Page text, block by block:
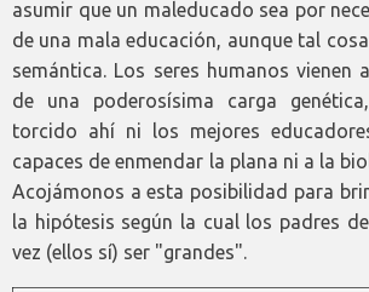
asumir que un maleducado sea por
de una mala educación, aunque tal
semántica. Los seres humanos vienen
de una poderosísima carga
torcido ahí ni los mejores
capaces de enmendar la plana ni a la
Acojámonos a esta posibilidad para
la hipótesis según la cual los padres
vez (ellos sí) ser "grandes".